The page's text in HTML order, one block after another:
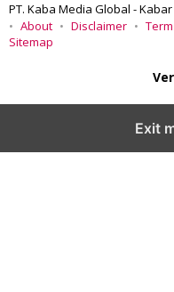
PT. Kaba Media Global -
About
Disclaimer
Sitemap
Exit